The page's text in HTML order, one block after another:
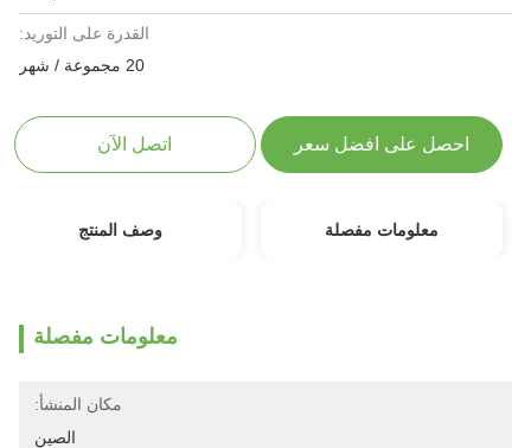
القدرة على التوريد:
20 مجموعة / شهر
احصل على افضل سعر اتصل الآن
معلومات مفصلة وصف المنتج
معلومات مفصلة
مكان المنشأ:
الصين